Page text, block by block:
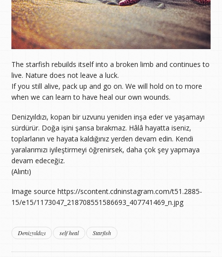
The starfish rebuilds itself into a broken limb and continues to
live. Nature does not leave a luck.
If you still alive, pack up and go on. We will hold on to more
when we can learn to have heal our own wounds.
Denizyıldızı, kopan bir uzvunu yeniden inşa eder ve yaşamayı
sürdürür. Doğa işini şansa bırakmaz. Hâlâ hayatta iseniz,
toplarlanın ve hayata kaldığınız yerden devam edin. Kendi
yaralarımızı iyileştirmeyi öğrenirsek, daha çok şey yapmaya
devam edeceğiz.
(Alıntı)
Image source https://scontent.cdninstagram.com/t51.2885-
15/e15/1173047_218708551586693_407741469_n.jpg
Denizyıldızı self heal Starfish